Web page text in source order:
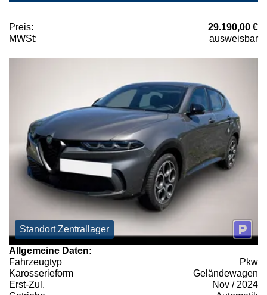
Preis:
29.190,00 €
MWSt:
ausweisbar
Standort Zentrallager
Allgemeine Daten:
Fahrzeugtyp
Pkw
Karosserieform
Geländewagen
Erst-Zul.
Nov / 2024